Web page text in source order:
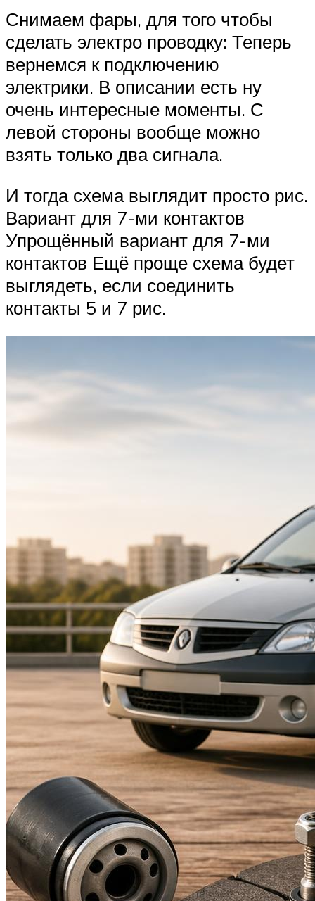
Снимаем фары, для того чтобы
сделать электро проводку: Теперь
вернемся к подключению
электрики. В описании есть ну
очень интересные моменты. С
левой стороны вообще можно
взять только два сигнала.
И тогда схема выглядит просто рис.
Вариант для 7-ми контактов
Упрощённый вариант для 7-ми
контактов Ещё проще схема будет
выглядеть, если соединить
контакты 5 и 7 рис.